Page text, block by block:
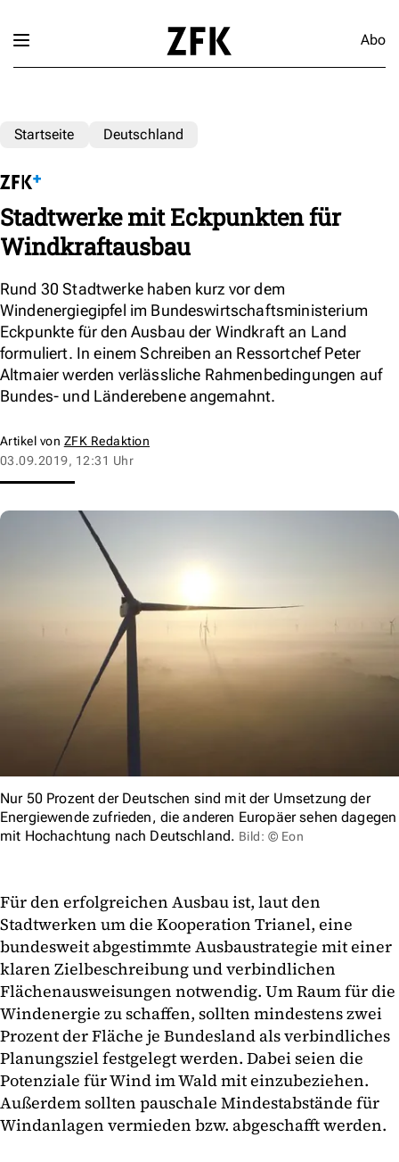
Abo
Startseite Deutschland
Stadtwerke mit Eckpunkten für
Windkraftausbau
Rund 30 Stadtwerke haben kurz vor dem
Windenergiegipfel im Bundeswirtschaftsministerium
Eckpunkte für den Ausbau der Windkraft an Land
formuliert. In einem Schreiben an Ressortchef Peter
Altmaier werden verlässliche Rahmenbedingungen auf
Bundes- und Länderebene angemahnt.
Artikel von ZFK Redaktion
03.09.2019, 12:31 Uhr
Nur 50 Prozent der Deutschen sind mit der Umsetzung der
Energiewende zufrieden, die anderen Europäer sehen dagegen
mit Hochachtung nach Deutschland. Bild: © Eon
Für den erfolgreichen Ausbau ist, laut den
Stadtwerken um die Kooperation Trianel, eine
bundesweit abgestimmte Ausbaustrategie mit einer
klaren Zielbeschreibung und verbindlichen
Flächenausweisungen notwendig. Um Raum für die
Windenergie zu schaffen, sollten mindestens zwei
Prozent der Fläche je Bundesland als verbindliches
Planungsziel festgelegt werden. Dabei seien die
Potenziale für Wind im Wald mit einzubeziehen.
Außerdem sollten pauschale Mindestabstände für
Windanlagen vermieden bzw. abgeschafft werden.